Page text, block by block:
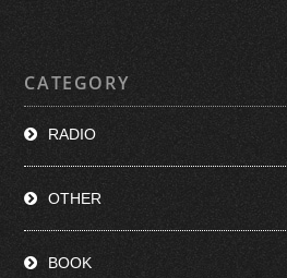
CATEGORY
RADIO
OTHER
BOOK